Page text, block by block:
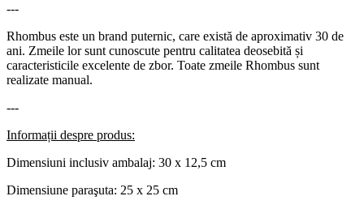
---
Rhombus este un brand puternic, care există de aproximativ 30 de
ani. Zmeile lor sunt cunoscute pentru calitatea deosebită și
caracteristicile excelente de zbor. Toate zmeile Rhombus sunt
realizate manual.
---
Informații despre produs:
Dimensiuni inclusiv ambalaj: 30 x 12,5 cm
Dimensiune paraşuta: 25 x 25 cm